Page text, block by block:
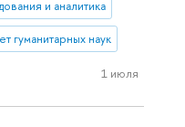
и аналитика
гуманитарных наук
1 июля